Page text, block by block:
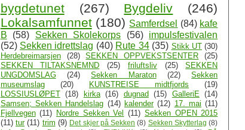
bygdetunet (267) Bygdeliv
(246)
Lokalsamfunnet (180) Samferdsel (84) kafe
B
(58) Sekken Skolekorps (56)
impulsfestivalen
(52) Sekken idrettslag (40) Rute 34 (35) Stikk UT (30)
Herdebreimarsjen
(28) SEKKEN OPPVEKSTSENTER
(25)
SEKKEN TILTAKSNEMND
(25) friluftsliv (25)
SEKKEN
UNGDOMSLAG
(24) Sekken Maraton (22)
Sekken
museumslag
(20) KUNSTREISE midtfjords
(19)
LOSSIUSLØPET (18) kirka (16) dugnad (15) GalleriE
(14)
Samsen; Sekken Handelslag (14) kalender (12) 17. mai (11)
Fjellvegen (11) Nordre Sekken Vel (11) Sekken OPEN 2015
(11) tur (11) trim (9) Det skjer på Sekken (8) Sekken Skytterlag (8)